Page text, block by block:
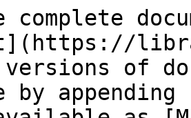
complete
versions of
by